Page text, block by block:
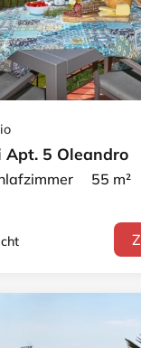
Apt. 5 Oleandro
55 m²